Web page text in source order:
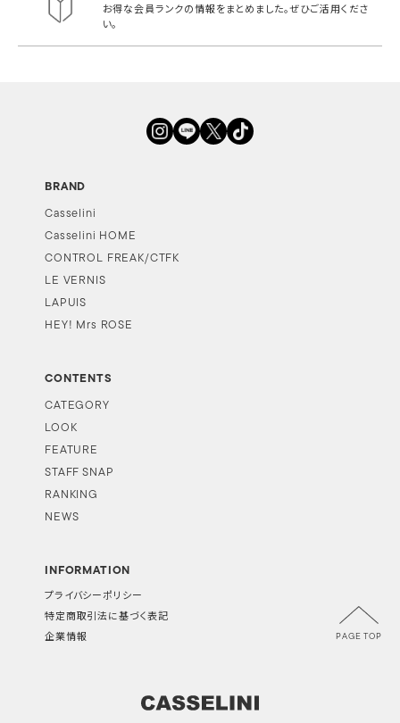
お得な会員ランクの情報をまとめました。ぜひご活用くださ
い。
BRAND
Casselini
Casselini HOME
CONTROL FREAK/CTFK
LE VERNIS
LAPUIS
HEY! Mrs ROSE
CONTENTS
CATEGORY
LOOK
FEATURE
STAFF SNAP
RANKING
NEWS
INFORMATION
プライバシーポリシー
特定商取引法に基づく表記
企業情報 PAGE TOP